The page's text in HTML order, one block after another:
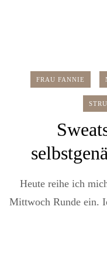
FRAU FANNIE
Heute reihe ich
Mittwoch Runde ein.